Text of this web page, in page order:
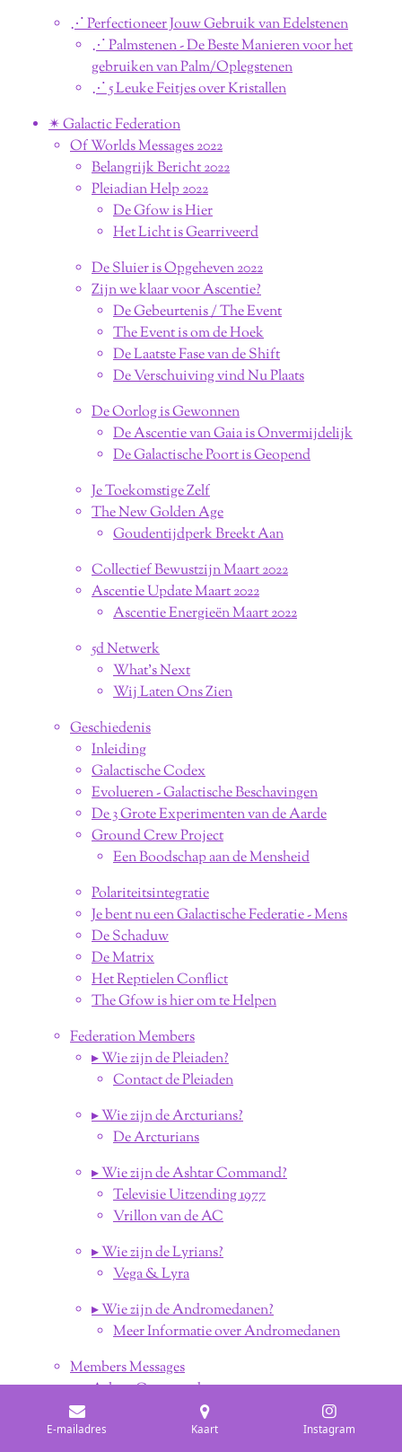
⋰ Perfectioneer Jouw Gebruik van Edelstenen
⋰ Palmstenen - De Beste Manieren voor het
gebruiken van Palm/Oplegstenen
⋰ 5 Leuke Feitjes over Kristallen
✴︎ Galactic Federation
Of Worlds Messages 2022
Belangrijk Bericht 2022
Pleiadian Help 2022
De Gfow is Hier
Het Licht is Gearriveerd
De Sluier is Opgeheven 2022
Zijn we klaar voor Ascentie?
De Gebeurtenis / The Event
The Event is om de Hoek
De Laatste Fase van de Shift
De Verschuiving vind Nu Plaats
De Oorlog is Gewonnen
De Ascentie van Gaia is Onvermijdelijk
De Galactische Poort is Geopend
Je Toekomstige Zelf
The New Golden Age
Goudentijdperk Breekt Aan
Collectief Bewustzijn Maart 2022
Ascentie Update Maart 2022
Ascentie Energieën Maart 2022
5d Netwerk
What's Next
Wij Laten Ons Zien
Geschiedenis
Inleiding
Galactische Codex
Evolueren - Galactische Beschavingen
De 3 Grote Experimenten van de Aarde
Ground Crew Project
Een Boodschap aan de Mensheid
Polariteitsintegratie
Je bent nu een Galactische Federatie - Mens
De Schaduw
De Matrix
Het Reptielen Conflict
The Gfow is hier om te Helpen
Federation Members
▸ Wie zijn de Pleiaden?
Contact de Pleiaden
▸ Wie zijn de Arcturians?
De Arcturians
▸ Wie zijn de Ashtar Command?
Televisie Uitzending 1977
Vrillon van de AC
▸ Wie zijn de Lyrians?
Vega & Lyra
▸ Wie zijn de Andromedanen?
Meer Informatie over Andromedanen
Members Messages
Ashtar Command
Ashtar - The New Dawn
Ashtar Command - Revolutie
E-mailadres Kaart Instagram